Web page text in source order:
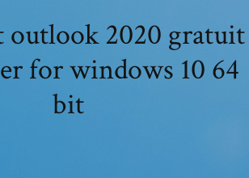
2020 gratuit
for windows 10 64
bit